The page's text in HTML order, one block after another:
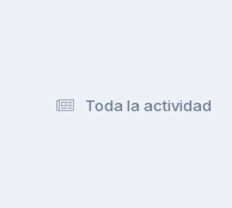
Toda la actividad